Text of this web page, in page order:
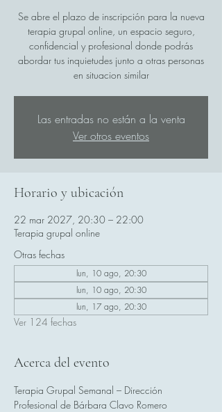
Se abre el plazo de inscripción para la nueva
terapia grupal online, un espacio seguro,
confidencial y profesional donde podrás
abordar tus inquietudes junto a otras personas
en situacion similar
Las entradas no están a la venta
Ver otros eventos
Horario y ubicación
22 mar 2027, 20:30 – 22:00
Terapia grupal online
Otras fechas
lun, 10 ago, 20:30
lun, 10 ago, 20:30
lun, 17 ago, 20:30
Ver 124 fechas
Acerca del evento
Terapia Grupal Semanal – Dirección
Profesional de Bárbara Clavo Romero